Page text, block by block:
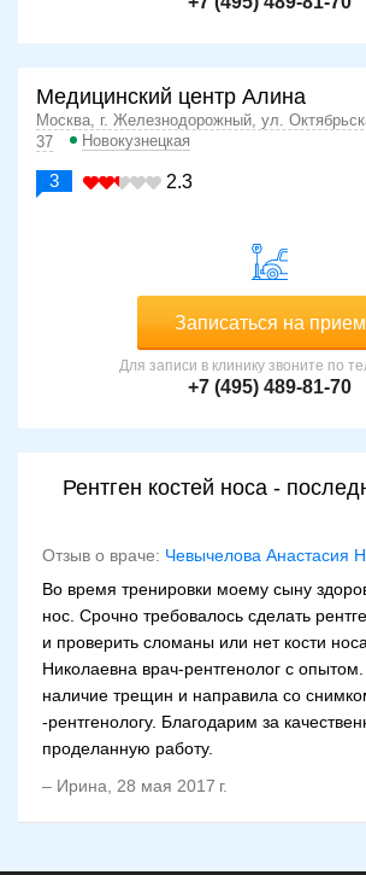
Медицинский центр Алина
Москва, г. Железнодорожный, ул.
37
Новокузнецкая
3 2.3
Записаться на прием
Для записи в клинику звоните по
+7 (495) 489-81-70
Рентген костей носа -
Отзыв о враче: Чевычелова Анастасия
Во время тренировки моему сыну
нос. Срочно требовалось сделать
и проверить сломаны или нет кости
Николаевна врач-рентгенолог с
наличие трещин и направила со
-рентгенологу. Благодарим за
проделанную работу.
– Ирина, 28 мая 2017 г.